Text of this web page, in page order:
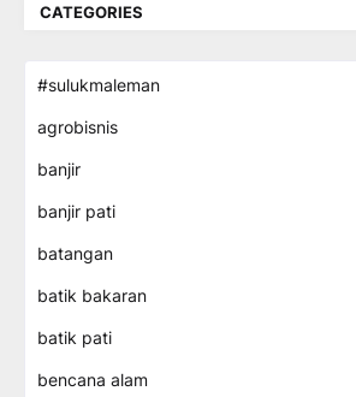
CATEGORIES
#sulukmaleman
agrobisnis
banjir
banjir pati
batangan
batik bakaran
batik pati
bencana alam